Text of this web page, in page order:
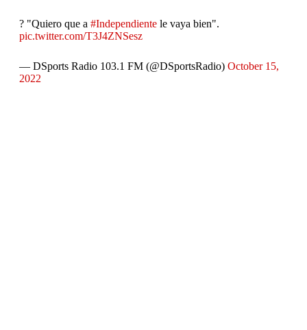
? "Quiero que a #Independientele vaya bien".
pic.twitter.com/T3J4ZNSesz
— DSports Radio 103.1 FM (@DSportsRadio) October 15,
2022